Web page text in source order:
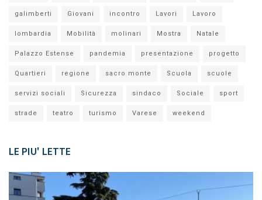
galimberti Giovani incontro Lavori Lavoro
lombardia Mobilità molinari Mostra Natale
Palazzo Estense pandemia presentazione progetto
Quartieri regione sacro monte Scuola scuole
servizi sociali Sicurezza sindaco Sociale sport
strade teatro turismo Varese weekend
LE PIU' LETTE